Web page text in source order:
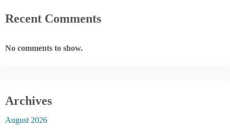
Recent Comments
No comments to show.
Archives
August 2026